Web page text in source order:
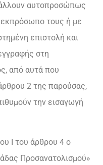
αυτοπροσώπως
εκπρόσωπο τους ή με
επιστολή και
στη
από αυτά που
2 της παρούσας,
την εισαγωγή
Ι του άρθρου 4 ο
Προσανατολισμού»